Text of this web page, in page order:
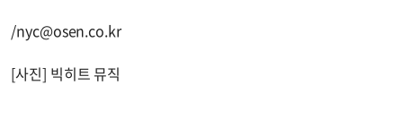
/nyc@osen.co.kr
[사진] 빅히트 뮤직